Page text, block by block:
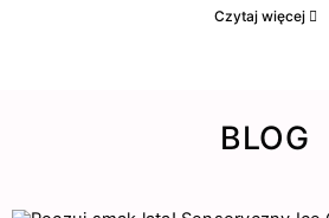
Czytaj więcej
BLOG